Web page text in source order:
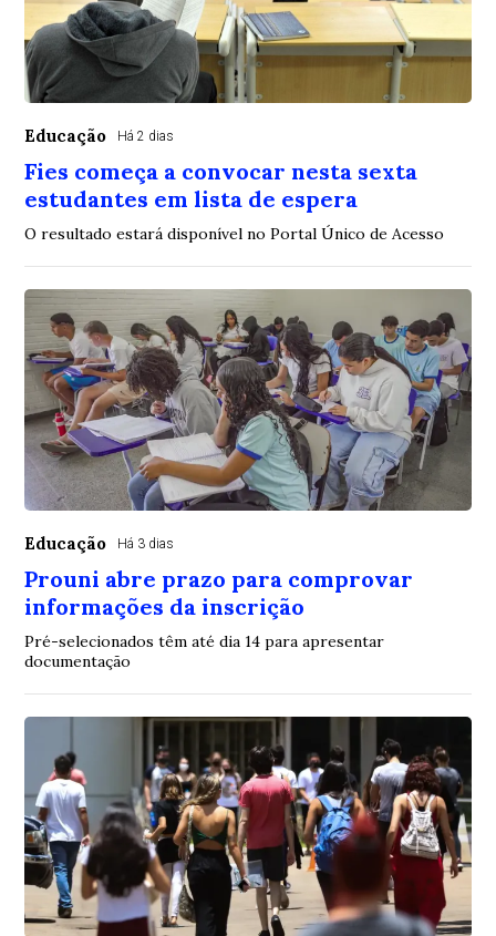
Educação Há 2 dias
Fies começa a convocar nesta sexta
estudantes em lista de espera
O resultado estará disponível no Portal Único de Acesso
Educação Há 3 dias
Prouni abre prazo para comprovar
informações da inscrição
Pré-selecionados têm até dia 14 para apresentar
documentação